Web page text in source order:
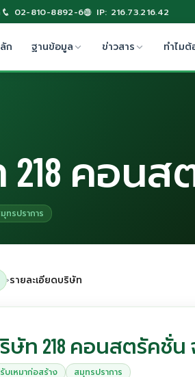
02-810-8892-6 IP: 216.73.216.42
ก ฐานข้อมูล ข่าวสาร ทำไมต้
218 คอน
ทรปราการ
›รายละเอียดบริษัท
ษัท 218 คอนสตรัคชั่น
บเหมาก่อสร้าง สมุทรปราการ